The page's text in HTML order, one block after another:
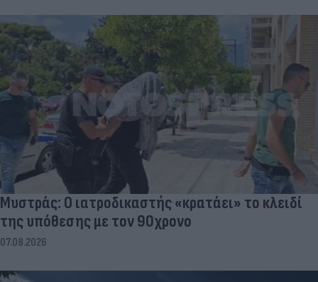
Μυστράς: Ο ιατροδικαστής «κρατάει» το κλειδί
της υπόθεσης με τον 90χρονο
07.08.2026